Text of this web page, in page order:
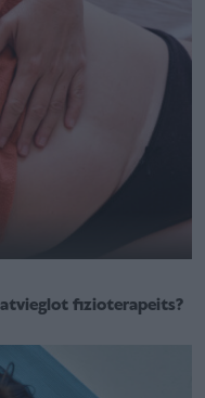
fizioterapeits?